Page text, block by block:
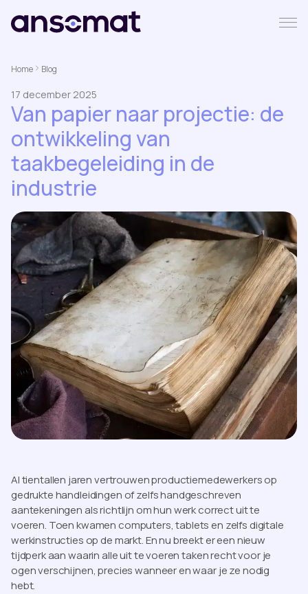
Home Blog
17 december 2025
Van papier naar projectie: de
ontwikkeling van
taakbegeleiding in de
industrie
Al tientallen jaren vertrouwen productiemedewerkers op
gedrukte handleidingen of zelfs handgeschreven
aantekeningen als richtlijn om hun werk correct uit te
voeren. Toen kwamen computers, tablets en zelfs digitale
werkinstructies op de markt. En nu breekt er een nieuw
tijdperk aan waarin alle uit te voeren taken recht voor je
ogen verschijnen, precies wanneer en waar je ze nodig
hebt.